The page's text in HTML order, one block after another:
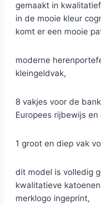
gemaakt in
in de mooie kleur
komt er een mooie
moderne
kleingeldvak,
8 vakjes voor de
Europees rijbewijs
1 groot en diep vak
dit model is volledig
kwalitatieve
merklogo ingeprint,